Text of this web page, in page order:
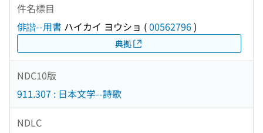
件名標目
俳諧--用書 ハイカイ ヨウショ (00562796)
典拠
NDC10版
911.307 : 日本文学--詩歌
NDLC